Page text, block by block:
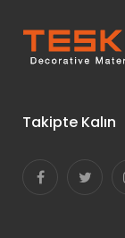
Takipte Kalın